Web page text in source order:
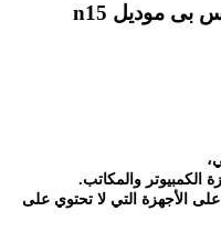
بى موديل n15
الأجهزة التي لا تحتوي على